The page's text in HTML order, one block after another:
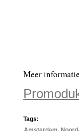
Meer
Tags: